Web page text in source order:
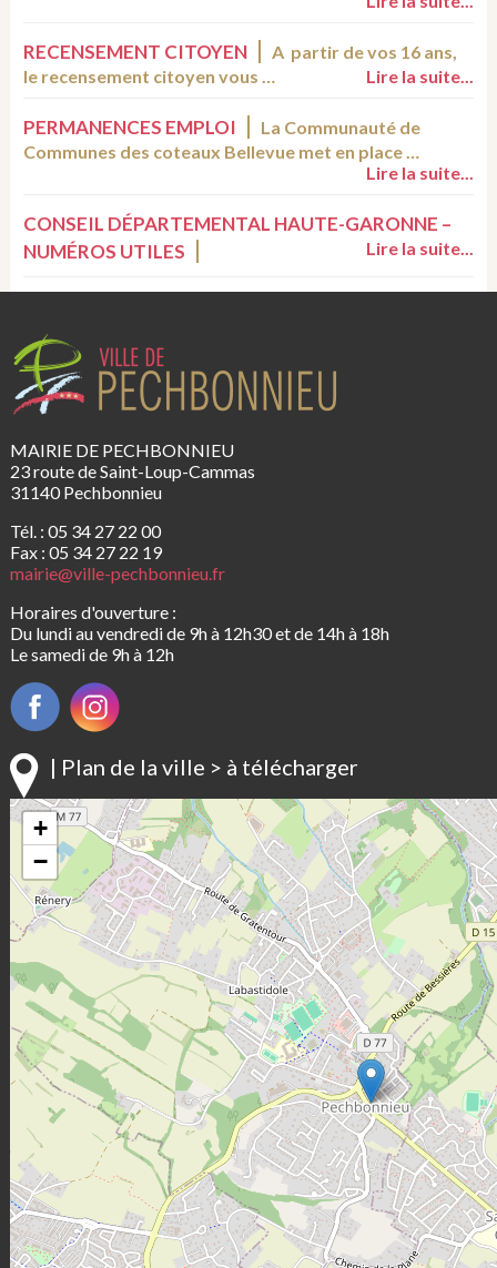
RECENSEMENT CITOYEN
A partir de vos 16 ans,
le recensement citoyen vous …
Lire la suite...
PERMANENCES EMPLOI
La Communauté de
Communes des coteaux Bellevue met en place …
Lire la suite...
CONSEIL DÉPARTEMENTAL HAUTE-GARONNE –
NUMÉROS UTILES
Lire la suite...
MAIRIE DE PECHBONNIEU
23 route de Saint-Loup-Cammas
31140 Pechbonnieu
Tél. : 05 34 27 22 00
Fax : 05 34 27 22 19
mairie@ville-pechbonnieu.fr
Horaires d'ouverture :
Du lundi au vendredi de 9h à 12h30 et de 14h à 18h
Le samedi de 9h à 12h
| Plan de la ville > à télécharger
+
−